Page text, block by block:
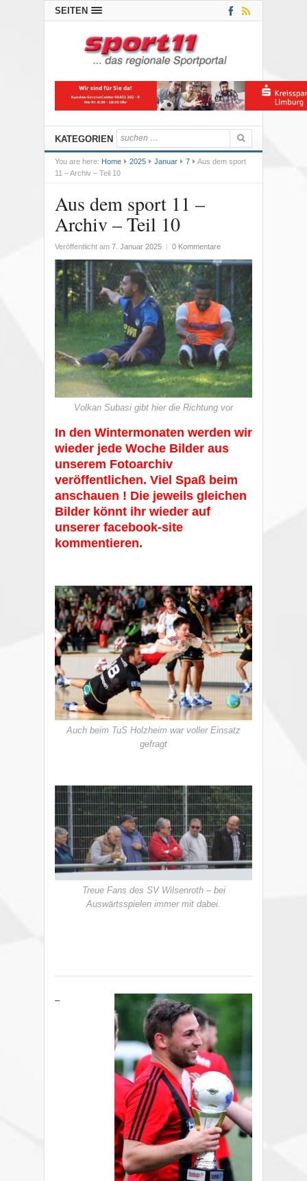
SEITEN
KATEGORIEN
You are here: Home 2025 Januar 7
Aus dem sport
11 – Archiv – Teil 10
Aus dem sport 11 –
Archiv – Teil 10
Veröffentlicht am 7. Januar 2025 0 Kommentare
Volkan Subasi gibt hier die Richtung vor
In den Wintermonaten werden wir
wieder jede Woche Bilder aus
unserem Fotoarchiv
veröffentlichen. Viel Spaß beim
anschauen ! Die jeweils gleichen
Bilder könnt ihr wieder auf
unserer facebook-site
kommentieren.
Auch beim TuS Holzheim war voller Einsatz
gefragt
Treue Fans des SV Wilsenroth – bei
Auswärtsspielen immer mit dabei.
–